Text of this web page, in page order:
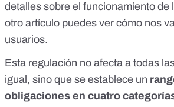
detalles sobre el funcionamiento de
otro artículo puedes ver cómo nos
usuarios.
Esta regulación no afecta a todas
igual, sino que se establece un
obligaciones en cuatro